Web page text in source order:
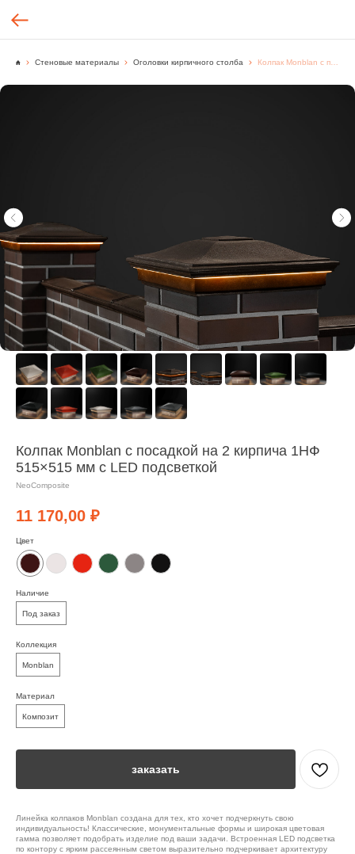
Стеновые материалы Оголовки кирпичного столба
Колпак Monblan с посадкой на 2 кирпича 1НФ
515×515 мм с LED подсветкой
NeoComposite
11 170,00 ₽
Цвет
Наличие
Под заказ
Коллекция
Monblan
Материал
Композит
заказать
Линейка колпаков Monblan создана для тех, кто хочет подчеркнуть свою
индивидуальность! Классические, монументальные формы и широкая цветовая
гамма позволяет подобрать изделие под ваши задачи. Встроенная LED подсветка
по контору с ярким рассеянным светом выразительно подчеркивает архитектуру